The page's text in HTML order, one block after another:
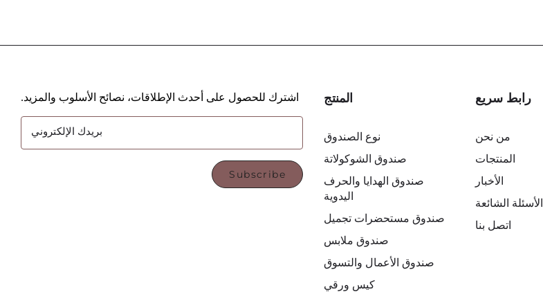
رابط سريع
من نحن
المنتجات
الأخبار
الأسئلة الشائعة
اتصل بنا
المنتج
نوع الصندوق
صندوق الشوكولاتة
صندوق الهدايا والحرف
اليدوية
صندوق مستحضرات تجميل
صندوق ملابس
صندوق الأعمال والتسوق
كيس ورقي
اشترك للحصول على أحدث الإطلاقات، نصائح الأسلوب والمزيد.
بريدك الإلكتروني
Subscribe